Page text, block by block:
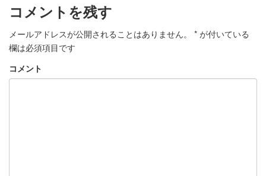
コメントを残す
メールアドレスが公開されることはありません。 * が付いている
欄は必須項目です
コメント